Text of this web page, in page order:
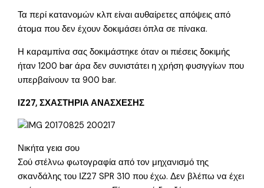
Τα περί κατανομών κλπ είναι αυθαίρετες απόψεις από
άτομα που δεν έχουν δοκιμάσει όπλα σε πίνακα.
Η καραμπίνα σας δοκιμάστηκε όταν οι πιέσεις δοκιμής
ήταν 1200 bar άρα δεν συνιστάτει η χρήση φυσιγγίων που
υπερβαίνουν τα 900 bar.
IZ27, ΣΧΑΣΤΗΡΙΑ ΑΝΑΣΧΕΣΗΣ
Νικήτα γεια σου
Σού στέλνω φωτογραφία από τον μηχανισμό της
σκανδάλης του ΙΖ27 SPR 310 που έχω. Δεν βλέπω να έχει